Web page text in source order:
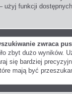
użyj funkcji
zwraca
zbyt dużo wyników.
się bardziej
mają być